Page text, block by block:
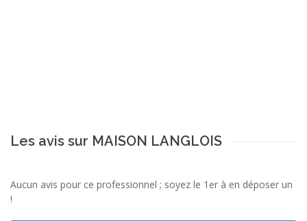
Les avis sur MAISON LANGLOIS
Aucun avis pour ce professionnel ; soyez le 1er à en déposer un
!